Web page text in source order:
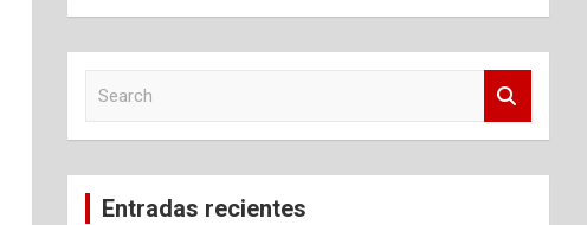
c
Entradas recientes